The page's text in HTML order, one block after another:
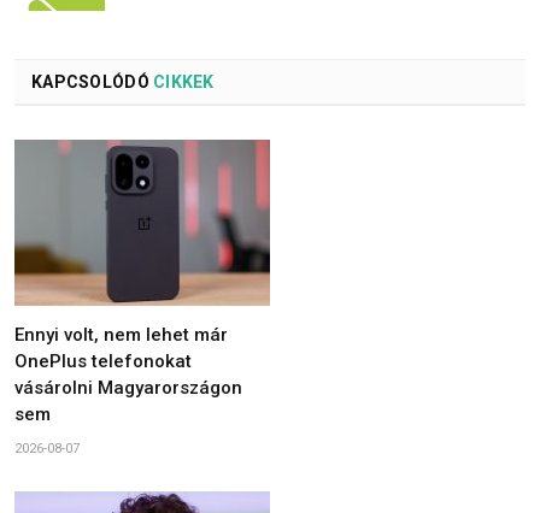
KAPCSOLÓDÓ CIKKEK
Ennyi volt, nem lehet már
OnePlus telefonokat
vásárolni Magyarországon
sem
2026-08-07